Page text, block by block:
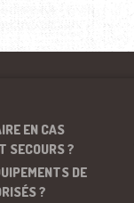
EN CAS
SECOURS ?
DE
?